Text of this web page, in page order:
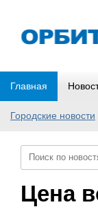
Главная
Городские новости
Цена